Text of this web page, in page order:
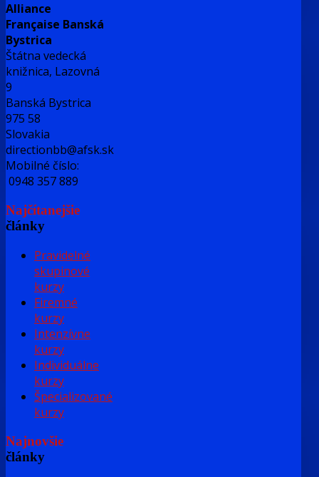
Alliance
Française Banská
Bystrica
Štátna vedecká
knižnica, Lazovná
9
Banská Bystrica
975 58
Slovakia
directionbb@afsk.sk
Mobilné číslo:
0948 357 889
Najčítanejšie
články
Pravidelné
skupinové
kurzy
Firemné
kurzy
Intenzívne
kurzy
Individuálne
kurzy
Špecializované
kurzy
Najnovšie
články